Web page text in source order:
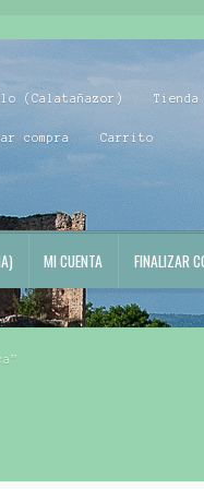
(Calatañazor)
compra Carrito
MI CUENTA FINALIZAR